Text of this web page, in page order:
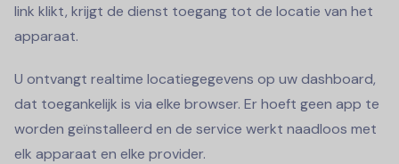
link klikt, krijgt de dienst toegang tot de locatie van het
apparaat.
U ontvangt realtime locatiegegevens op uw dashboard,
dat toegankelijk is via elke browser. Er hoeft geen app te
worden geïnstalleerd en de service werkt naadloos met
elk apparaat en elke provider.